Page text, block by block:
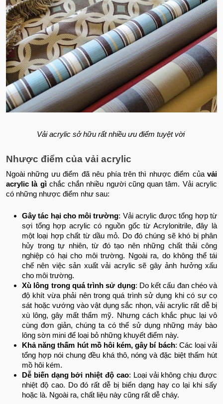
Vải acrylic sở hữu rất nhiều ưu điểm tuyệt vời
Nhược điểm của vải acrylic
Ngoài những ưu điểm đã nêu phía trên thì nhược điểm của vải
acrylic là gìchắc chắn nhiều người cũng quan tâm. Vải acrylic
có những nhược điểm như sau:
Gây tác hại cho môi trường: Vải acrylic được tổng hợp từ
sợi tổng hợp acrylic có nguồn gốc từ Acrylonitrile, đây là
một loại hợp chất từ dầu mỏ. Do đó chúng sẽ khó bị phân
hủy trong tự nhiên, từ đó tạo nên những chất thải công
nghiệp có hại cho môi trường. Ngoài ra, do không thể tái
chế nên việc sản xuất vải acrylic sẽ gây ảnh hưởng xấu
cho môi trường.
Xù lông trong quá trình sử dụng: Do kết cấu đan chéo và
độ khít vừa phải nên trong quá trình sử dụng khi có sự cọ
sát hoặc vướng vào vật dụng sắc nhọn, vải acrylic rất dễ bị
xù lông, gây mất thẩm mỹ. Nhưng cách khắc phục lại vô
cùng đơn giản, chúng ta có thể sử dụng những máy bào
lông sờn mini để loại bỏ những khuyết điểm này.
Khả năng thấm hút mồ hôi kém, gây bí bách: Các loại vải
tổng hợp nói chung đều khá thô, nóng và đặc biệt thấm hút
mồ hôi kém.
Dễ biến dạng bởi nhiệt độ cao: Loại vải không chịu được
nhiệt độ cao. Do đó rất dễ bị biến dạng hay co lại khi sấy
hoặc là. Ngoài ra, chất liệu này cũng rất dễ cháy.